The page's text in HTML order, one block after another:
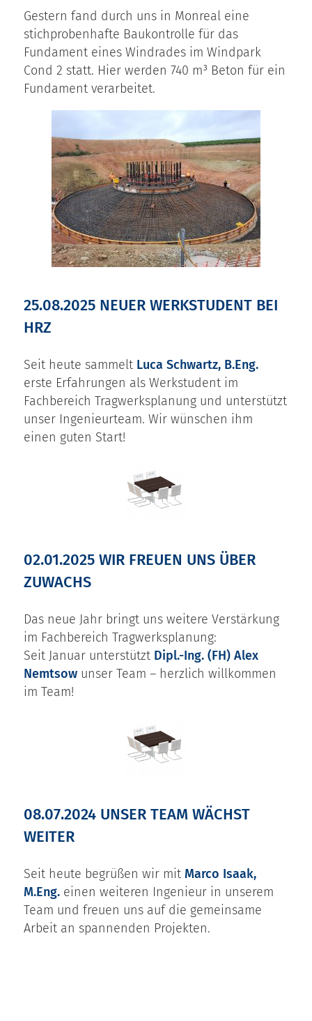
Gestern fand durch uns in Monreal eine
stichprobenhafte Baukontrolle für das
Fundament eines Windrades im Windpark
Cond 2 statt. Hier werden 740 m³ Beton für ein
Fundament verarbeitet.
25.08.2025 NEUER WERKSTUDENT BEI
HRZ
Seit heute sammelt Luca Schwartz, B.Eng.
erste Erfahrungen als Werkstudent im
Fachbereich Tragwerksplanung und unterstützt
unser Ingenieurteam. Wir wünschen ihm
einen guten Start!
02.01.2025 WIR FREUEN UNS ÜBER
ZUWACHS
Das neue Jahr bringt uns weitere Verstärkung
im Fachbereich Tragwerksplanung:
Seit Januar unterstützt Dipl.-Ing. (FH) Alex
Nemtsow unser Team – herzlich willkommen
im Team!
08.07.2024 UNSER TEAM WÄCHST
WEITER
Seit heute begrüßen wir mitMarco Isaak,
M.Eng. einen weiteren Ingenieur in unserem
Team und freuen uns auf die gemeinsame
Arbeit an spannenden Projekten.